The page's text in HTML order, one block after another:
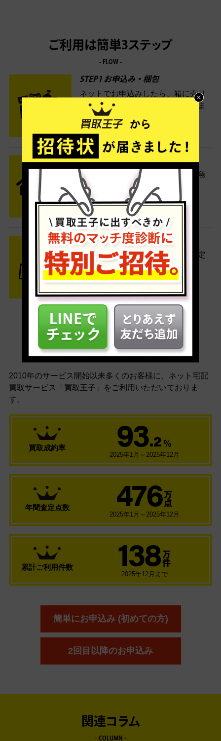
ご利用は簡単3ステップ
- FLOW -
STEP1 お申込み・梱包
ネットでお申込みしたら、箱に売り
たい商品をいろいろ詰めて梱包しま
す。
STEP2 発送
送料無料でご自宅から発送！佐川急
便がご自宅まで引き取りに伺いま
す。
STEP3 ご入金
査定結果はメールでお知らせ。査定
結果がOKなら金額をお支払い！
安心の買取実績
2010年のサービス開始以来多くのお客様に、 ネット宅配
買取サービス「買取王子」をご利用いただいておりま
す。
買取成約率 93.2 ％
2025年1月～2025年12月
年間査定点数 476 万
点
2025年1月～2025年12月
累計ご利用件数 138 万
件
2025年12月まで
簡単にお申込み (初めての方)
2回目以降のお申込み
関連コラム
- COLUMN -